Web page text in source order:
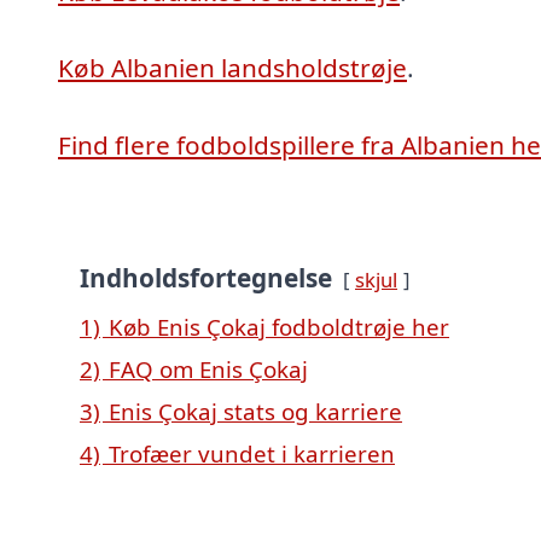
Køb Albanien landsholdstrøje.
Find flere fodboldspillere fra Albanien
Indholdsfortegnelse skjul
1) Køb Enis Çokaj fodboldtrøje her
2) FAQ om Enis Çokaj
3) Enis Çokaj stats og karriere
4) Trofæer vundet i karrieren